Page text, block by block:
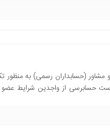
(حسابداران رسمی) به منظور
حسابرسی از واجدین شرایط عضو